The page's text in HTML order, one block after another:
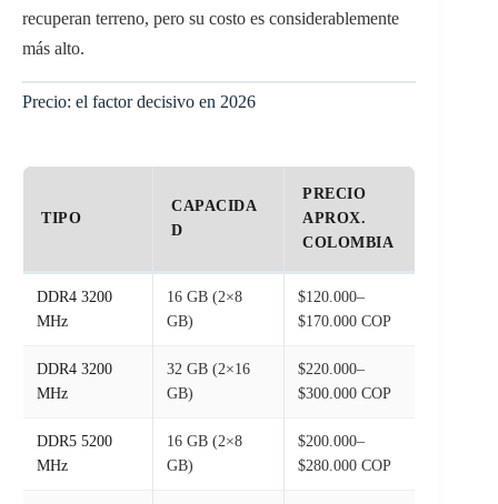
recuperan terreno, pero su costo es considerablemente
más alto.
Precio: el factor decisivo en 2026
TIPO
CAPACIDA
D
PRECIO
APROX.
COLOMBIA
DDR4 3200
MHz
16 GB (2×8
GB)
$120.000–
$170.000 COP
DDR4 3200
MHz
32 GB (2×16
GB)
$220.000–
$300.000 COP
DDR5 5200
MHz
16 GB (2×8
GB)
$200.000–
$280.000 COP